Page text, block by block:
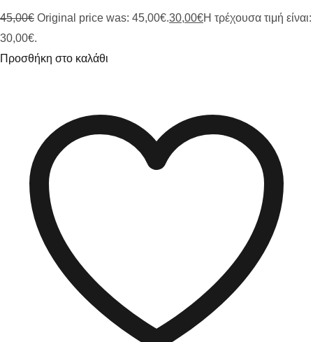
45,00€ Original price was: 45,00€.30,00€Η τρέχουσα τιμή είναι:
30,00€.
Προσθήκη στο καλάθι